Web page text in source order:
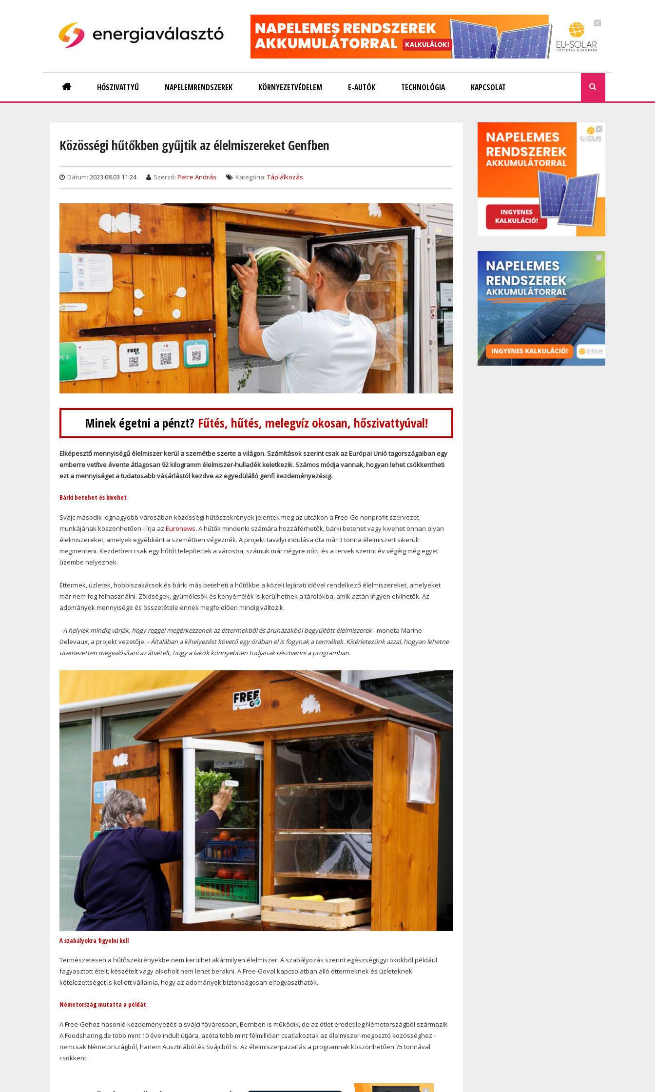
Main
navigation
HŐSZIVATTYÚ NAPELEMRENDSZEREK KÖRNYEZETVÉDELEM E-AUTÓK TECHNOLÓGIA KAPCSOLAT
Közösségi hűtőkben gyűjtik az élelmiszereket Genfben
Dátum: 2023.08.03 11:24 Szerző: Petre András Kategória: Táplálkozás
Minek égetni a pénzt? Fűtés, hűtés, melegvíz okosan, hőszivattyúval!
Elképesztő mennyiségű élelmiszer kerül a szemétbe szerte a világon. Számítások szerint csak az Európai Unió tagországaiban egy
emberre vetítve évente átlagosan 92 kilogramm élelmiszer-hulladék keletkezik. Számos módja vannak, hogyan lehet csökkentheti
ezt a mennyiséget a tudatosabb vásárlástól kezdve az egyedülálló genfi kezdeményezésig.
Bárki betehet és kivehet
Svájc második legnagyobb városában közösségi hűtőszekrények jelentek meg az utcákon a Free-Go nonprofit szervezet
munkájának köszönhetően - írja az Euronews. A hűtők mindenki számára hozzáférhetők, bárki betehet vagy kivehet onnan olyan
élelmiszereket, amelyek egyébként a szemétben végeznék. A projekt tavalyi indulása óta már 3 tonna élelmiszert sikerült
megmenteni. Kezdetben csak egy hűtőt telepítettek a városba, számuk már négyre nőtt, és a tervek szerint év végéig még egyet
üzembe helyeznek.
Éttermek, üzletek, hobbiszakácsok és bárki más beteheti a hűtőkbe a közeli lejárati idővel rendelkező élelmiszereket, amelyeket
már nem fog felhasználni. Zöldségek, gyümölcsök és kenyérfélék is kerülhetnek a tárolókba, amik aztán ingyen elvihetők. Az
adományok mennyisége és összetétele ennek megfelelően mindig változik.
- A helyiek mindig várják, hogy reggel megérkezzenek az éttermekből és áruházakból begyűjtött élelmiszerek- mondta Marine
Delevaux, a projekt vezetője. -Általában a kihelyezést követő egy órában el is fogynak a termékek. Kísérletezünk azzal, hogyan lehetne
ütemezetten megvalósítani az átvételt, hogy a lakók könnyebben tudjanak résztvenni a programban.
A szabályokra figyelni kell
Természetesen a hűtőszekrényekbe nem kerülhet akármilyen élelmiszer. A szabályozás szerint egészségügyi okokból például
fagyasztott ételt, készételt vagy alkoholt nem lehet berakni. A Free-Goval kapcsolatban álló éttermeknek és üzleteknek
kötelezettséget is kellett vállalnia, hogy az adományok biztonságosan elfogyaszthatók.
Németország mutatta a példát
A Free-Gohoz hasonló kezdeményezés a svájci fővárosban, Bernben is működik, de az ötlet eredetileg Németországból származik.
A Foodsharing.de több mint 10 éve indult útjára, azóta több mint félmillióan csatlakoztak az élelmiszer-megosztó közösséghez -
nemcsak Németországból, hanem Ausztriából és Svájcból is. Az élelmiszerpazarlás a programnak köszönhetően 75 tonnával
csökkent.